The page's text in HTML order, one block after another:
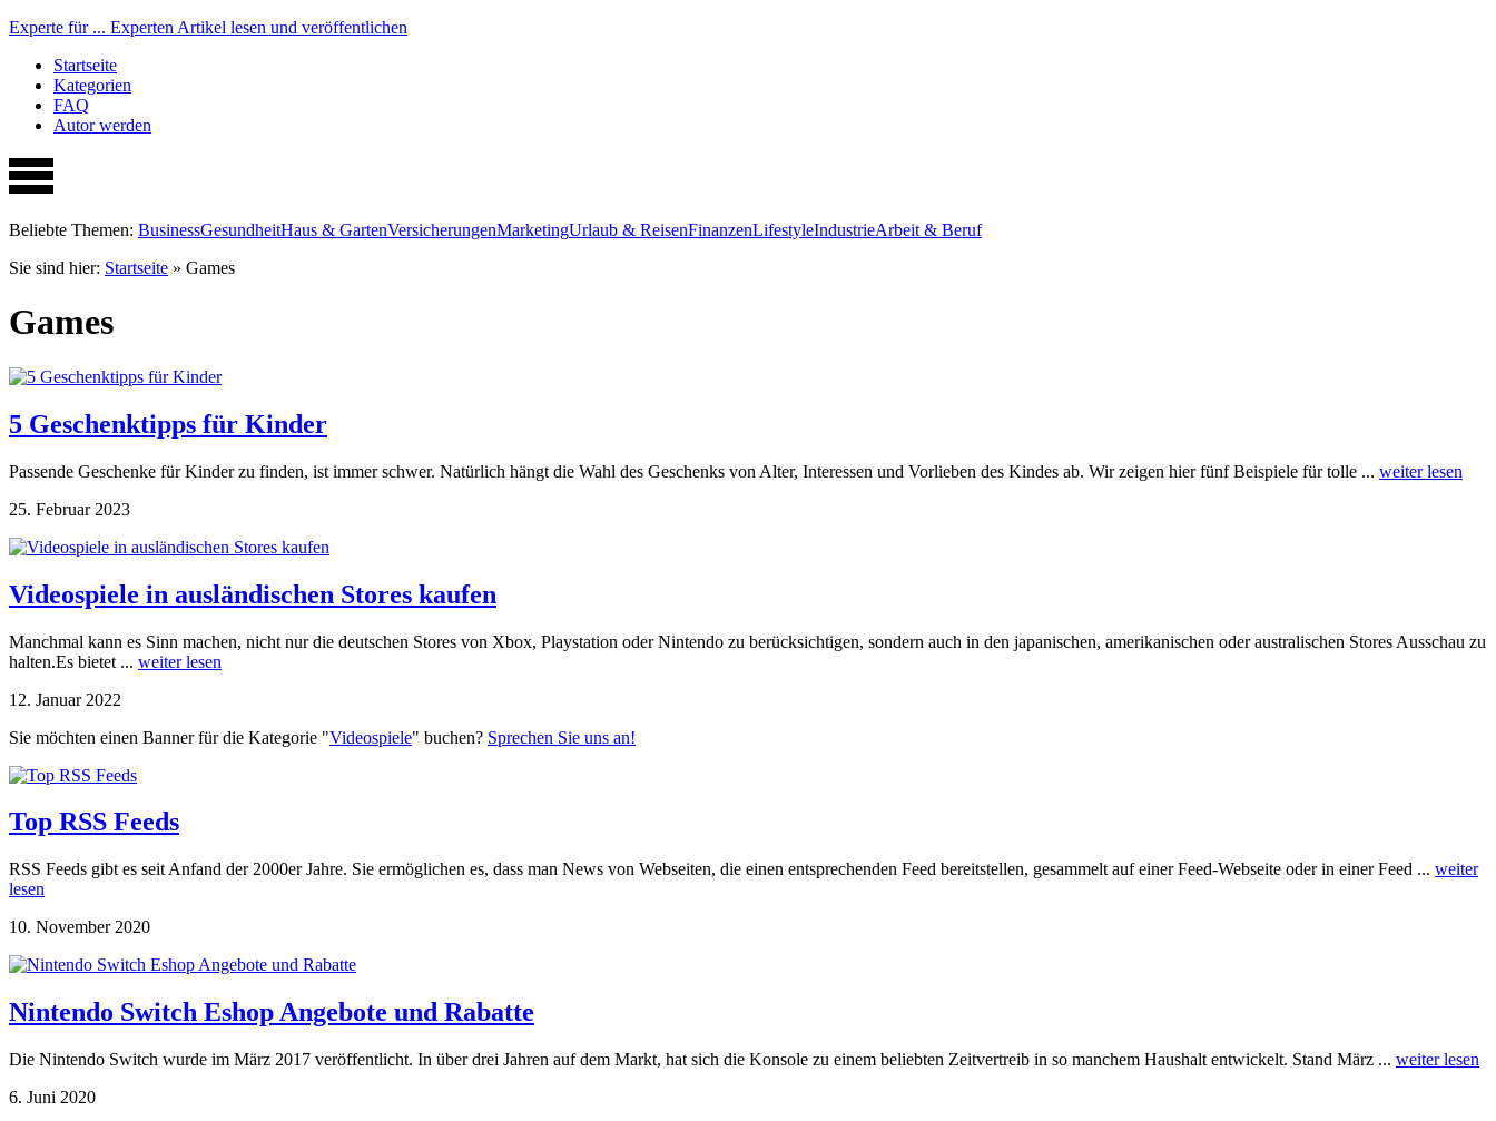
Experte für ... Experten Artikel lesen und veröffentlichen
Startseite
Kategorien
FAQ
Autor werden
Beliebte Themen: BusinessGesundheitHaus & GartenVersicherungenMarketingUrlaub & ReisenFinanzenLifestyleIndustrieArbeit & Beruf
Sie sind hier: Startseite » Games
Games
5 Geschenktipps für Kinder
Passende Geschenke für Kinder zu finden, ist immer schwer. Natürlich hängt die Wahl des Geschenks von Alter, Interessen und Vorlieben des Kindes ab. Wir zeigen hier fünf Beispiele für tolle ... weiter lesen
25. Februar 2023
Videospiele in ausländischen Stores kaufen
Manchmal kann es Sinn machen, nicht nur die deutschen Stores von Xbox, Playstation oder Nintendo zu berücksichtigen, sondern auch in den japanischen, amerikanischen oder australischen Stores Ausschau zu
halten.Es bietet ... weiter lesen
12. Januar 2022
Sie möchten einen Banner für die Kategorie "Videospiele" buchen? Sprechen Sie uns an!
Top RSS Feeds
RSS Feeds gibt es seit Anfand der 2000er Jahre. Sie ermöglichen es, dass man News von Webseiten, die einen entsprechenden Feed bereitstellen, gesammelt auf einer Feed-Webseite oder in einer Feed ... weiter
lesen
10. November 2020
Nintendo Switch Eshop Angebote und Rabatte
Die Nintendo Switch wurde im März 2017 veröffentlicht. In über drei Jahren auf dem Markt, hat sich die Konsole zu einem beliebten Zeitvertreib in so manchem Haushalt entwickelt. Stand März ... weiter lesen
6. Juni 2020